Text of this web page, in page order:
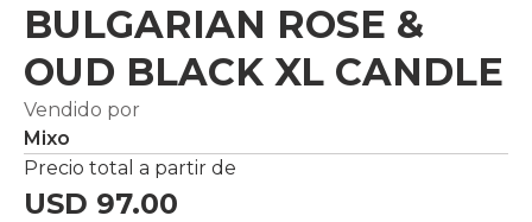
BULGARIAN ROSE &
OUD BLACK XL CANDLE
Vendido por
Mixo
Precio total a partir de
USD 97.00